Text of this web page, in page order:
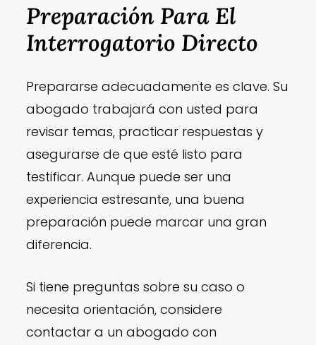
Preparación Para El
Interrogatorio Directo
Prepararse adecuadamente es clave. Su
abogado trabajará con usted para
revisar temas, practicar respuestas y
asegurarse de que esté listo para
testificar. Aunque puede ser una
experiencia estresante, una buena
preparación puede marcar una gran
diferencia.
Si tiene preguntas sobre su caso o
necesita orientación, considere
contactar a un abogado con